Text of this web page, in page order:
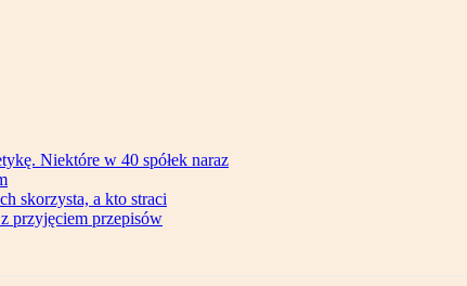
Niektóre w 40 spółek naraz
skorzysta, a kto straci
przyjęciem przepisów